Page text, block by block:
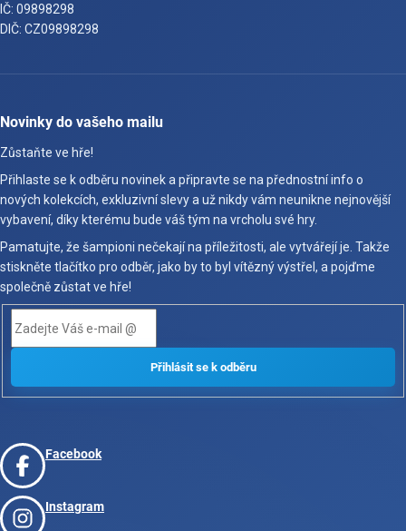
IČ: 09898298
DIČ: CZ09898298
Novinky do vašeho mailu
Zůstaňte ve hře!
Přihlaste se k odběru novinek a připravte se na přednostní info o
nových kolekcích, exkluzivní slevy a už nikdy vám neunikne nejnovější
vybavení, díky kterému bude váš tým na vrcholu své hry.
Pamatujte, že šampioni nečekají na příležitosti, ale vytvářejí je. Takže
stiskněte tlačítko pro odběr, jako by to byl vítězný výstřel, a pojďme
společně zůstat ve hře!
Facebook
Instagram